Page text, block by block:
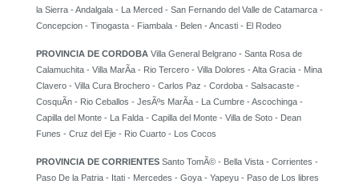
la Sierra - Andalgala - La Merced - San Fernando del Valle de Catamarca -
Concepcion - Tinogasta - Fiambala - Belen - Ancasti - El Rodeo
PROVINCIA DE CORDOBA Villa General Belgrano - Santa Rosa de
Calamuchita - Villa MarÃ­a - Rio Tercero - Villa Dolores - Alta Gracia - Mina
Clavero - Villa Cura Brochero - Carlos Paz - Cordoba - Salsacaste -
CosquÃ­n - Rio Ceballos - JesÃºs MarÃ­a - La Cumbre - Ascochinga -
Capilla del Monte - La Falda - Capilla del Monte - Villa de Soto - Dean
Funes - Cruz del Eje - Rio Cuarto - Los Cocos
PROVINCIA DE CORRIENTES Santo TomÃ© - Bella Vista - Corrientes -
Paso De la Patria - Itati - Mercedes - Goya - Yapeyu - Paso de Los libres